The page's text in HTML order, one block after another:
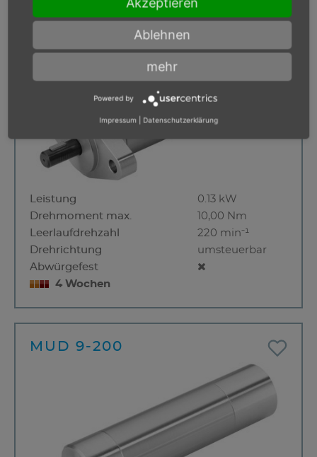
MUD 9-165 F55
Leistung
0.13 kW
Drehmoment max.
10,00 Nm
Leerlaufdrehzahl
220 min⁻¹
Drehrichtung
umsteuerbar
Abwürgefest
4 Wochen
MUD 9-200
Ablehnen
mehr
Powered by
Impressum Datenschutzerklärung